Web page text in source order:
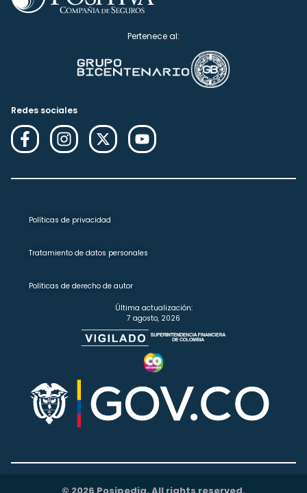
Pertenece al:
Redes sociales
Políticas de privacidad
Tratamiento de datos personales
Políticas de derecho de autor
Última actualización:
7 agosto, 2026